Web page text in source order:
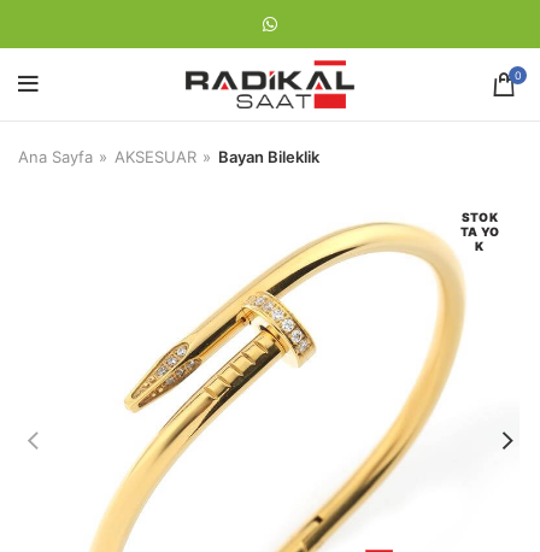
0
Ana Sayfa AKSESUAR Bayan Bileklik
STOK
TA YO
K